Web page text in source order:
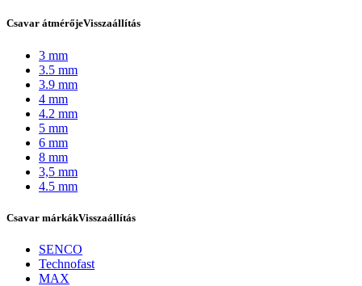
Csavar átmérőjeVisszaállítás
3 mm
3.5 mm
3.9 mm
4 mm
4.2 mm
5 mm
6 mm
8 mm
3,5 mm
4.5 mm
Csavar márkákVisszaállítás
SENCO
Technofast
MAX